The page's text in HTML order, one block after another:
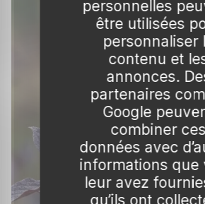
personnelles
être utilisées
personnaliser
contenu et
annonces.
partenaires
Google
combiner ces
données avec
informations que
leur avez
qu’ils ont